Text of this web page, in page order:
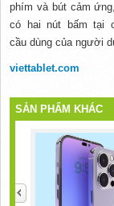
phím và bút cảm
có
hai nút bấmtại
cầu dùngcủa người
viettablet.com
SẢN PHẨM KHÁC